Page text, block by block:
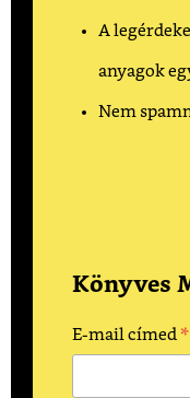
A
anyagok
Nem
Könyves
E-mail címed *